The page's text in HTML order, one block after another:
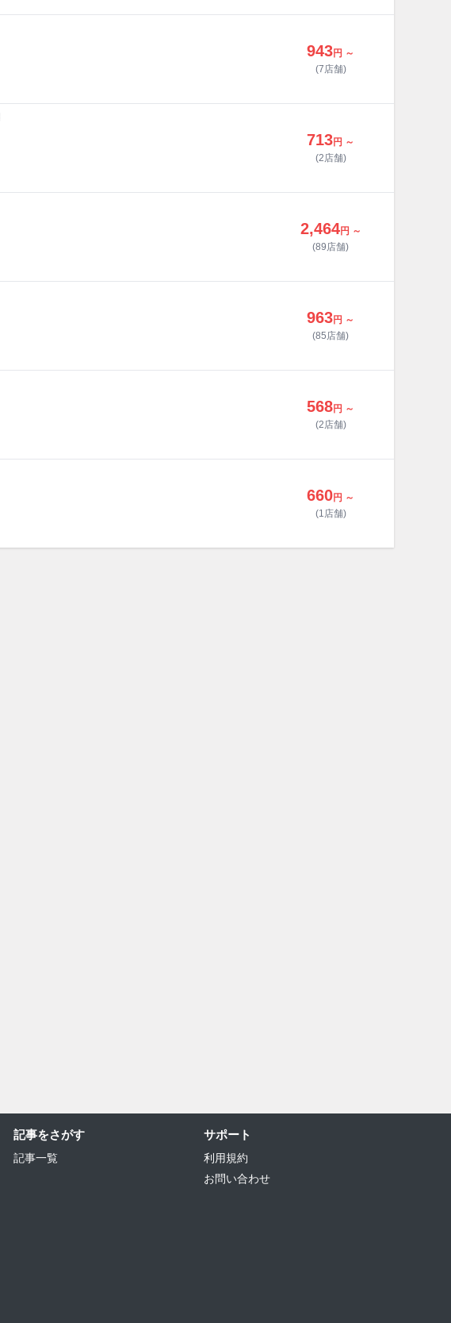
943円 ～
(7店舗)
713円 ～
(2店舗)
2,464円 ～
(89店舗)
963円 ～
(85店舗)
568円 ～
(2店舗)
660円 ～
(1店舗)
記事をさがす
記事一覧
サポート
利用規約
お問い合わせ